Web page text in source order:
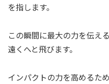
を指します。
この瞬間に最大の力を伝え
遠くへと飛びます。
インパクトの力を高めるた